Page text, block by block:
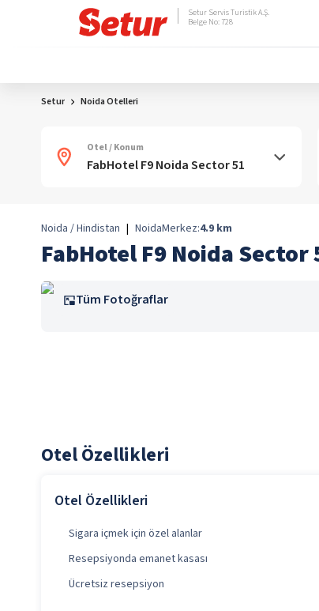
Setur Servis Turistik A.Ş.
Belge No: 728
Setur Noida Otelleri
Otel / Konum
Noida / Hindistan | NoidaMerkez:4.9 km
FabHotel F9 Noida Sector
Tüm Fotoğraflar
Otel Özellikleri
Otel Özellikleri
Sigara içmek için özel alanlar
Resepsiyonda emanet kasası
Ücretsiz resepsiyon